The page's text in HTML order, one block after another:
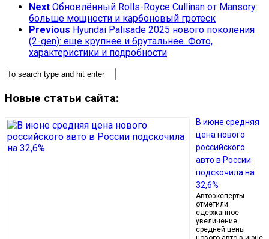
Next Обновлённый Rolls-Royce Cullinan от Mansory:
больше мощности и карбоновый гротеск
Previous Hyundai Palisade 2025 нового поколения
(2-gen): еще крупнее и брутальнее. Фото,
характеристики и подробности
Новые статьи сайта:
В июне средняя
цена нового
российского
авто в России
подскочила на
32,6%
Автоэксперты
отметили
сдержанное
увеличение
средней цены